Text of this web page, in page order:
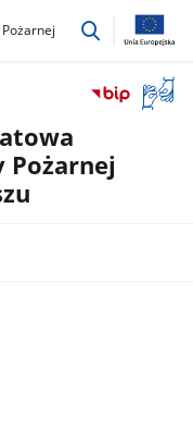
przejdź
okno
Pożarnej